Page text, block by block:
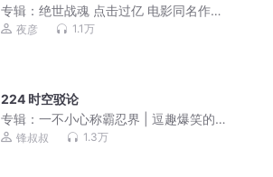
专辑： 绝世战魂 点击过亿 电影同名作品
双播VIP免费
夜彦 1.1万
224 时空驳论
专辑： 一不小心称霸忍界 | 逗趣爆笑的
忍界之旅
锋叔叔 1.3万